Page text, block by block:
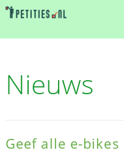
Nieuws
Geef alle e-